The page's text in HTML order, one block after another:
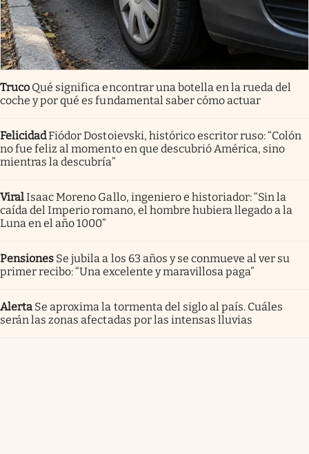
Truco Qué significa encontrar una botella en la rueda del
coche y por qué es fundamental saber cómo actuar
FelicidadFiódor Dostoievski, histórico escritor ruso: “Colón
no fue feliz al momento en que descubrió América, sino
mientras la descubría”
ViralIsaac Moreno Gallo, ingeniero e historiador: “Sin la
caída del Imperio romano, el hombre hubiera llegado a la
Luna en el año 1000”
Pensiones Se jubila a los 63 años y se conmueve al ver su
primer recibo: “Una excelente y maravillosa paga”
Alerta Se aproxima la tormenta del siglo al país. Cuáles
serán las zonas afectadas por las intensas lluvias